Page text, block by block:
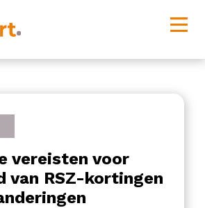
vereisten voor
van RSZ-kortingen